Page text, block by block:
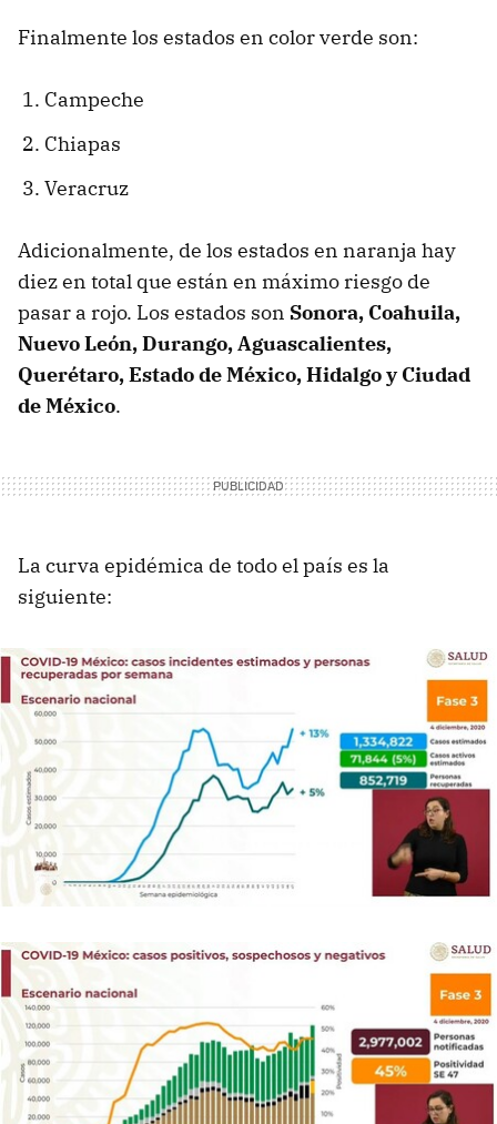
Finalmente los estados en color verde son:
Campeche
Chiapas
Veracruz
Adicionalmente, de los estados en naranja hay
diez en total que están en máximo riesgo de
pasar a rojo. Los estados son Sonora, Coahuila,
Nuevo León, Durango, Aguascalientes,
Querétaro, Estado de México, Hidalgo y Ciudad
de México.
La curva epidémica de todo el país es la
siguiente: